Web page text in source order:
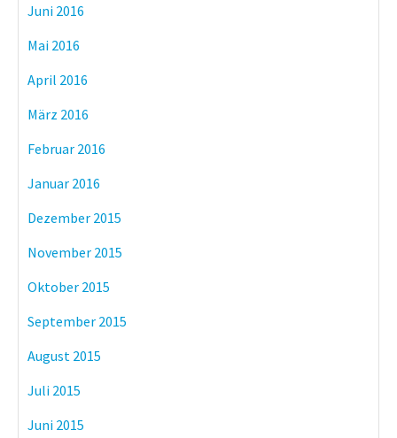
Juni 2016
Mai 2016
April 2016
März 2016
Februar 2016
Januar 2016
Dezember 2015
November 2015
Oktober 2015
September 2015
August 2015
Juli 2015
Juni 2015